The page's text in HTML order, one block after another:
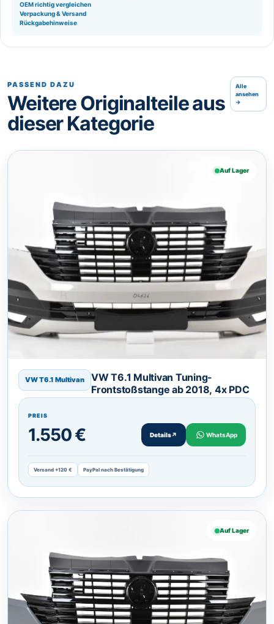
OEM richtig vergleichen
Verpackung & Versand
Rückgabehinweise
PASSEND DAZU
Weitere Originalteile aus
dieser Kategorie
Alle
ansehen
→
Auf Lager
VW T6.1 Multivan
VW T6.1 Multivan Tuning-
Frontstoßstange ab 2018, 4x PDC
PREIS
1.550 € Details↗ WhatsApp
Versand +120 € PayPal nach Bestätigung
Auf Lager